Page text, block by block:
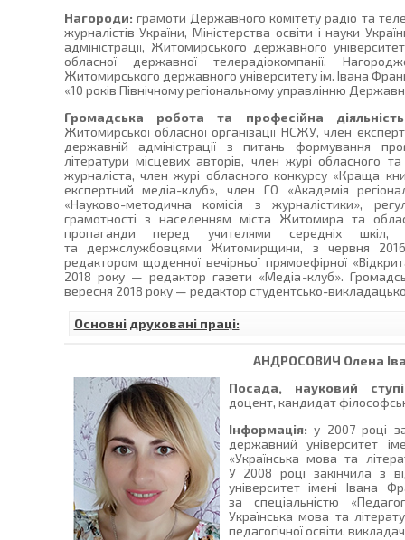
Нагороди: грамоти Державного комітету радіо та
журналістів України, Міністерства освіти і науки
адміністрації, Житомирського державного
обласної державної телерадіокомпанії.
Житомирського державного університету ім. Івана
«10 років Північному регіональному управлінню
Громадська робота та професійна
Житомирської обласної організації НСЖУ, член
державній адміністрації з питань формування
літератури місцевих авторів, член журі обласного
журналіста, член журі обласного конкурсу «Краща
експертний медіа-клуб», член ГО «Академія
«Науково-методична комісія з журналістики»,
грамотності з населенням міста Житомира та
пропаганди перед учителями середніх шкіл,
та держслужбовцями Житомирщини, з червня
редактором щоденної вечірньої прямоефірної
2018 року — редактор газети «Медіа-клуб».
вересня 2018 року — редактор студентсько-
Основні друковані праці:
АНДРОСОВИЧ Олена
Посада, науковий
доцент, кандидат
Інформація: у 2007 році
державний університет
«Українська мова та
У 2008 році закінчила з
університет імені Івана
за спеціальністю
Українська мова та
педагогічної освіти,